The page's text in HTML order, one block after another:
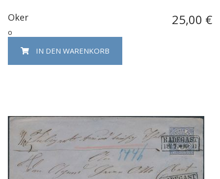
Oker 25,00 €
o
IN DEN WARENKORB